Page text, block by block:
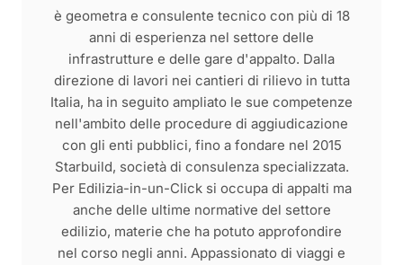
è geometra e consulente tecnico con più di 18
anni di esperienza nel settore delle
infrastrutture e delle gare d'appalto. Dalla
direzione di lavori nei cantieri di rilievo in tutta
Italia, ha in seguito ampliato le sue competenze
nell'ambito delle procedure di aggiudicazione
con gli enti pubblici, fino a fondare nel 2015
Starbuild, società di consulenza specializzata.
Per Edilizia-in-un-Click si occupa di appalti ma
anche delle ultime normative del settore
edilizio, materie che ha potuto approfondire
nel corso negli anni. Appassionato di viaggi e